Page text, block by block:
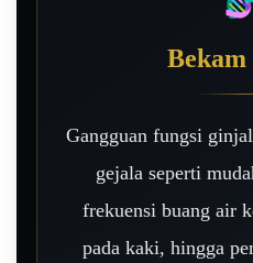
Gangguan fungsi
gejala seperti
frekuensi buang air
pada kaki, hingga